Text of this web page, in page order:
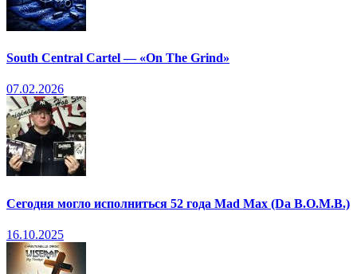
South Central Cartel — «On The Grind»
07.02.2026
Сегодня могло исполниться 52 года Mad Max (Da B.O.M.B.)
16.10.2025